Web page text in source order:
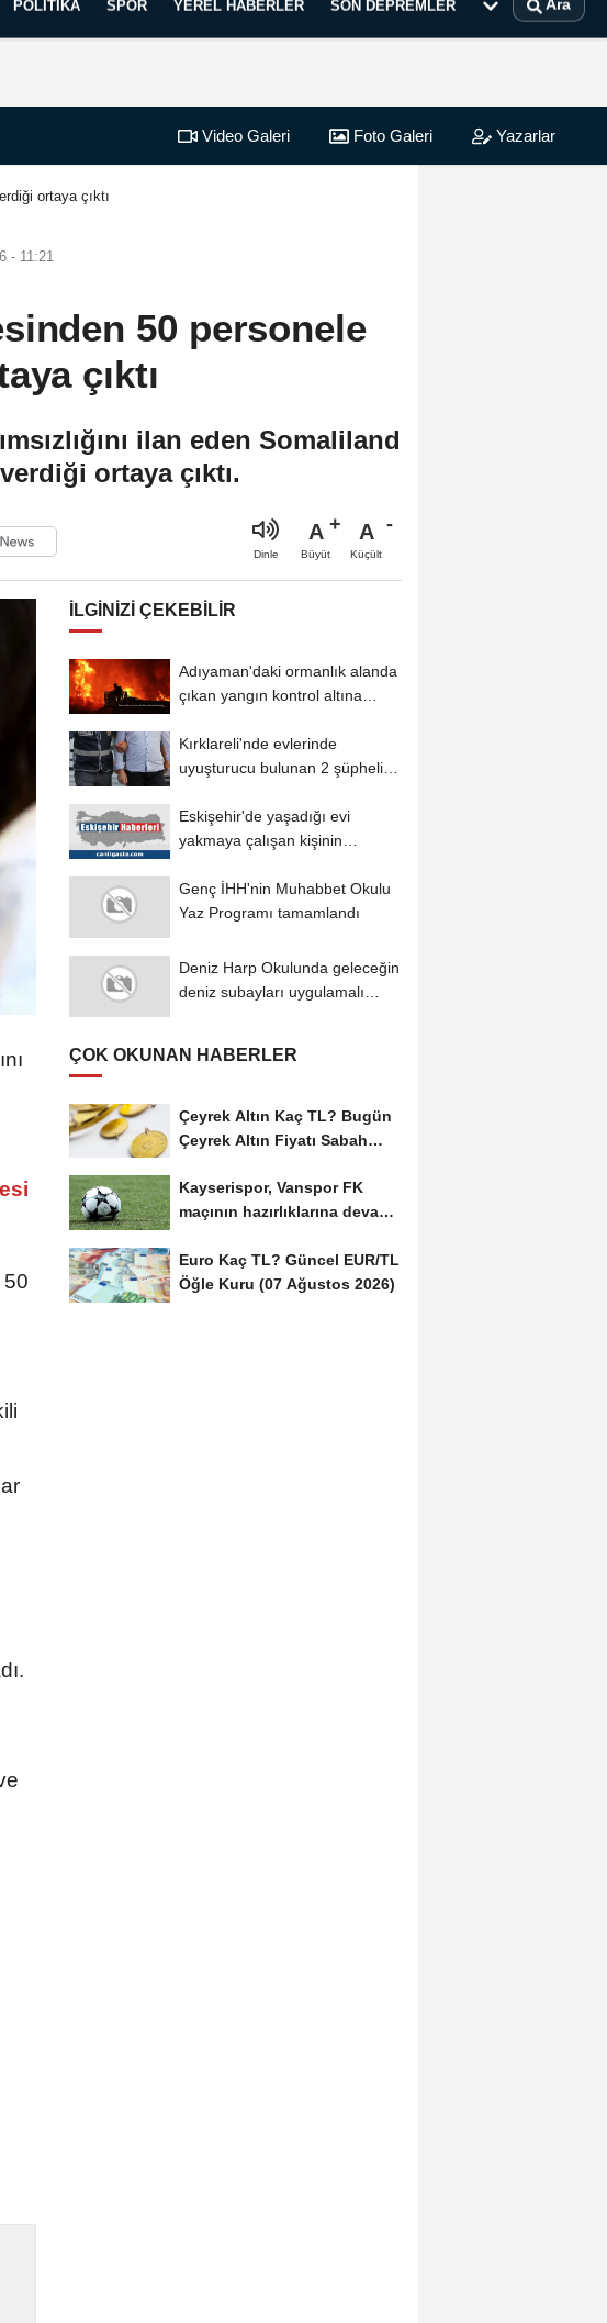
POLITIKA SPOR YEREL HABERLER SON DEPREMLER Ara
Video Galeri Foto Galeri Yazarlar
ortaya çıktı
- 11:21
50 personele
çıktı
ilan eden Somaliland
ortaya çıktı.
Dinle
A
Büyüt
A
Küçült
İLGINIZI ÇEKEBILIR
Adıyaman'daki ormanlık alanda
çıkan yangın kontrol altına
Kırklareli'nde evlerinde
uyuşturucu bulunan 2 şüpheli
Eskişehir'de yaşadığı evi
yakmaya çalışan kişinin
Genç İHH'nin Muhabbet Okulu
Yaz Programı tamamlandı
Deniz Harp Okulunda geleceğin
deniz subayları uygulamalı
ÇOK OKUNAN HABERLER
Çeyrek Altın Kaç TL? Bugün
Çeyrek Altın Fiyatı Sabah
Kayserispor, Vanspor FK
maçının hazırlıklarına devam
Euro Kaç TL? Güncel EUR/TL
Öğle Kuru (07 Ağustos 2026)